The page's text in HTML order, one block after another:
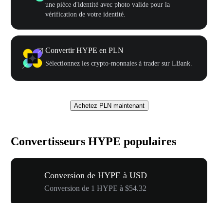
une pièce d'identité avec photo valide pour la
vérification de votre identité.
Convertir HYPE en PLN
Sélectionnez les crypto-monnaies à trader sur LBank.
Achetez PLN maintenant
Convertisseurs HYPE populaires
Conversion de HYPE à USD
Conversion de 1 HYPE à $54.32